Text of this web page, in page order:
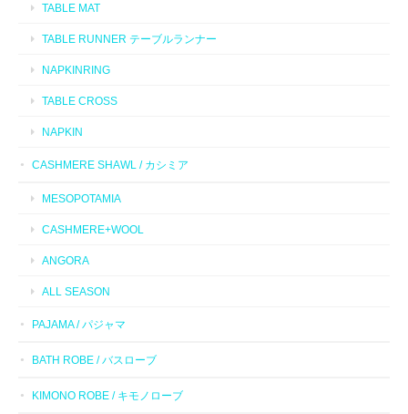
TABLE MAT
TABLE RUNNER テーブルランナー
NAPKINRING
TABLE CROSS
NAPKIN
CASHMERE SHAWL / カシミア
MESOPOTAMIA
CASHMERE+WOOL
ANGORA
ALL SEASON
PAJAMA / パジャマ
BATH ROBE / バスローブ
KIMONO ROBE / キモノローブ